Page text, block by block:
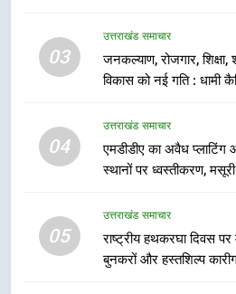
03
उत्तराखंड समाचार
जनकल्याण, रोजगार,
विकास को नई गति : धामी
04
उत्तराखंड समाचार
एमडीडीए का अवैध प्लाटिंग
स्थानों पर ध्वस्तीकरण,
05
उत्तराखंड समाचार
राष्ट्रीय हथकरघा दिवस
बुनकरों और हस्तशिल्प
देना सरकार
वाले महीनों में
भर्ती
उत्तराखंड समाचार
दिल्ली-
12 किमी
निर्देश,
नहींः डीएम
1
खेल महाकुंभ